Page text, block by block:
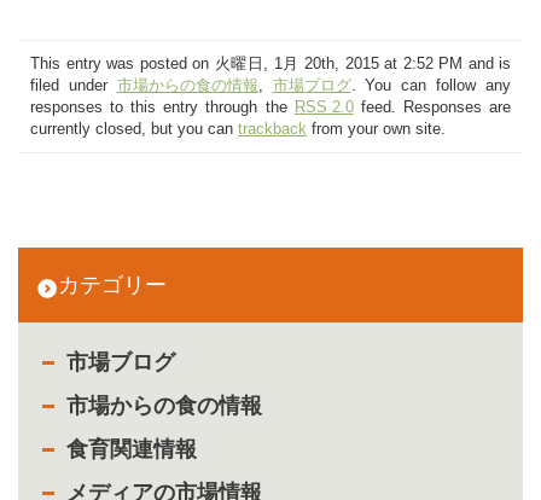
カテゴリー
市場ブログ
市場からの食の情報
食育関連情報
メディアの市場情報
This entry was posted on 火曜日, 1月 20th, 2015 at 2:52 PM and is
filed under 市場からの食の情報, 市場ブログ. You can follow any
responses to this entry through the RSS 2.0feed. Responses are
currently closed, but you can trackback from your own site.